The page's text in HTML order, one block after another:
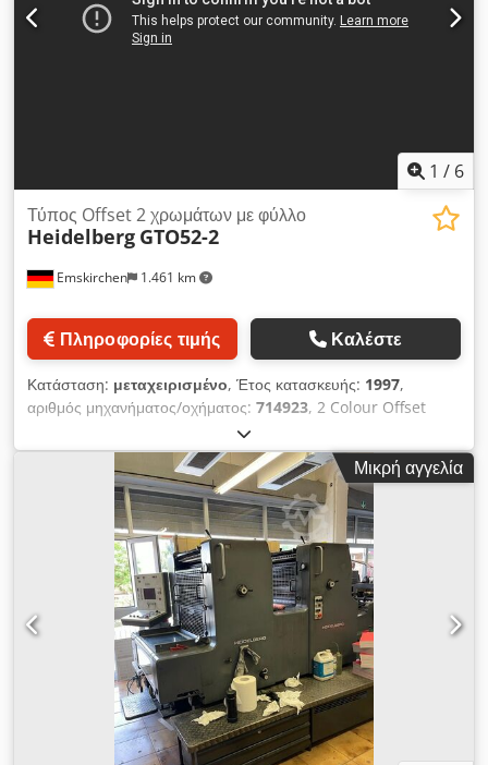
1 / 6
Emskirchen 1.461 km
Τύπος Offset 2 χρωμάτων με φύλλο
Heidelberg GTO52-2
Πληροφορίες τιμής Καλέστε
Κατάσταση: μεταχειρισμένο, Έτος κατασκευής: 1997,
αριθμός μηχανήματος/οχήματος: 714923, 2 Colour Offset
Press - 2 Colour Sheet-Fed Offset Press Heidelberg GTO52-
2+ Έτος 1997 - Serial-No. 714923 Μέγιστο μέγεθος 360 x
520mm Εκτυπώσεις 48 εκατ. Σύστημα απόσβεσης DDS με
ψύξη Technotrans Έκδοση Plus Αγωγοί λέιζερ μελάνης
Περιλαμβάνονται εγχειρίδια Επιθεώρηση σε απευθείας σύνδεση
με βίντεο μέσω Skype Video Θα χαιρόμασταν πολύ με την
επίσκεψή σας - περισσότερα μηχανήματα σε απόθεμα Djdpfx
Asqlg Ilsfneck Διαθέσιμο άμεσα - Μπορεί να επιθεωρηθεί Σε
απόθεμα Emskirchen / Νυρεμβέργη - Μπορεί να ελεγχθεί
Μικρή αγγελία